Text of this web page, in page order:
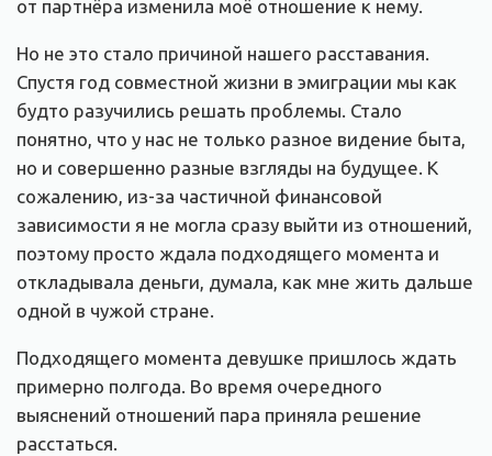
от партнёра изменила моё отношение к нему.
Но не это стало причиной нашего расставания.
Спустя год совместной жизни в эмиграции мы как
будто разучились решать проблемы. Стало
понятно, что у нас не только разное видение быта,
но и совершенно разные взгляды на будущее. К
сожалению, из-за частичной финансовой
зависимости я не могла сразу выйти из отношений,
поэтому просто ждала подходящего момента и
откладывала деньги, думала, как мне жить дальше
одной в чужой стране.
Подходящего момента девушке пришлось ждать
примерно полгода. Во время очередного
выяснений отношений пара приняла решение
расстаться.